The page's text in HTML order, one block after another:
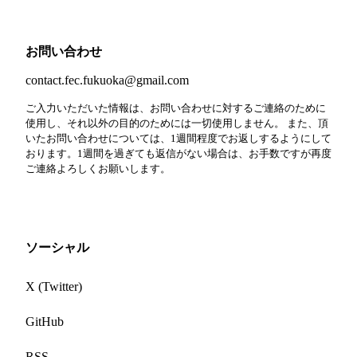
お問い合わせ
contact.fec.fukuoka@gmail.com
ご入力いただいた情報は、お問い合わせに対するご連絡のために
使用し、それ以外の目的のためには一切使用しません。 また、頂
いたお問い合わせについては、1週間程度でお返しするようにして
おります。1週間を過ぎても返信がない場合は、お手数ですが再度
ご連絡よろしくお願いします。
ソーシャル
X (Twitter)
GitHub